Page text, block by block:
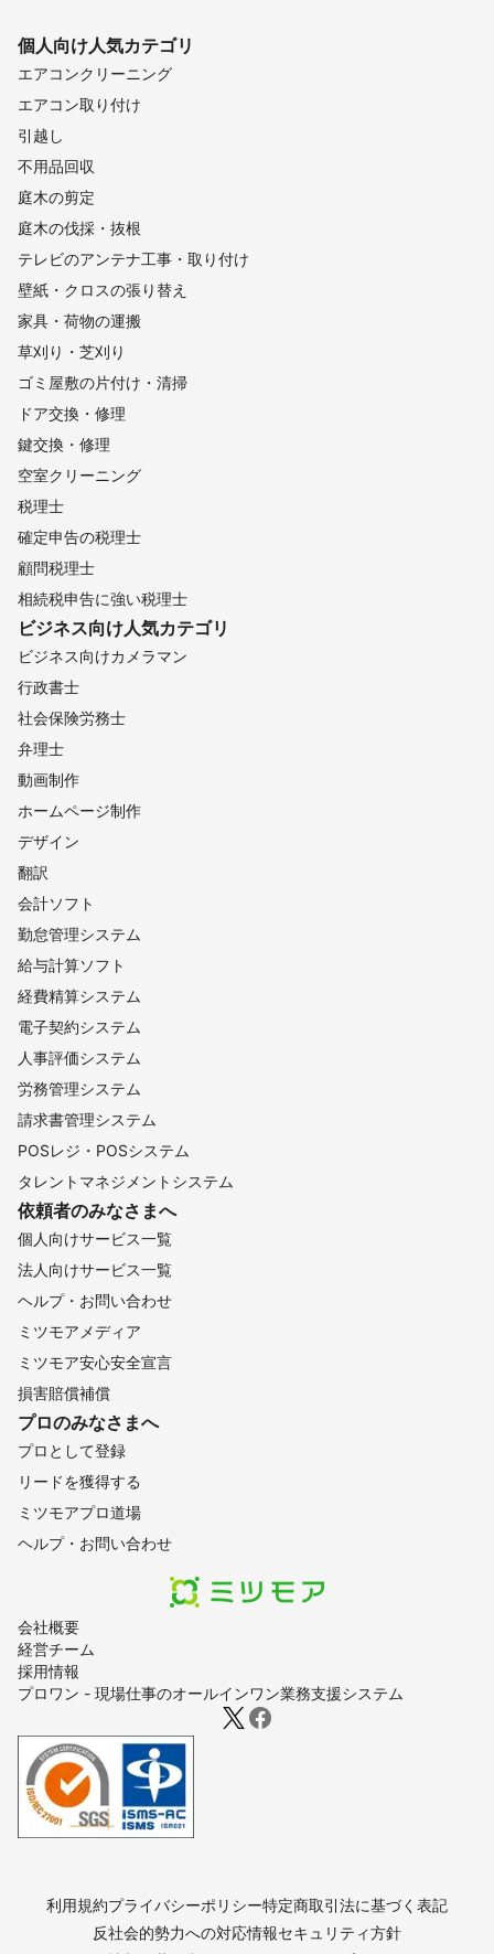
会社概要
経営チーム
採用情報
プロワン - 現場仕事のオールインワン業務支援システム
個人向け人気カテゴリ
エアコンクリーニング
エアコン取り付け
引越し
不用品回収
庭木の剪定
庭木の伐採・抜根
テレビのアンテナ工事・取り付け
壁紙・クロスの張り替え
家具・荷物の運搬
草刈り・芝刈り
ゴミ屋敷の片付け・清掃
ドア交換・修理
鍵交換・修理
空室クリーニング
税理士
確定申告の税理士
顧問税理士
相続税申告に強い税理士
ビジネス向け人気カテゴリ
ビジネス向けカメラマン
行政書士
社会保険労務士
弁理士
動画制作
ホームページ制作
デザイン
翻訳
会計ソフト
勤怠管理システム
給与計算ソフト
経費精算システム
電子契約システム
人事評価システム
労務管理システム
請求書管理システム
POSレジ・POSシステム
タレントマネジメントシステム
依頼者のみなさまへ
個人向けサービス一覧
法人向けサービス一覧
ヘルプ・お問い合わせ
ミツモアメディア
ミツモア安心安全宣言
損害賠償補償
プロのみなさまへ
プロとして登録
リードを獲得する
ミツモアプロ道場
ヘルプ・お問い合わせ
利用規約プライバシーポリシー特定商取引法に基づく表記
反社会的勢力への対応情報セキュリティ方針